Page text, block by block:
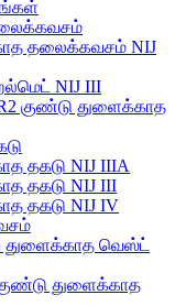
தலைக்கவசம் NIJ
NIJ III
குண்டு துளைக்காத
தகடு NIJ IIIA
தகடு NIJ III
தகடு NIJ IV
துளைக்காத வெஸ்ட்
துளைக்காத